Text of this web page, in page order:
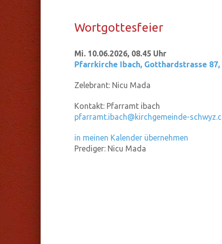
Wort­got­tes­fei­er
Mi. 10.06.2026, 08.45 Uhr
Pfarrkirche Ibach, Gotthardstrasse 87,
Zelebrant: Nicu Mada
Kontakt: Pfarramt ibach
pfarramt.ibach@kirchgemeinde-
in meinen Kalender übernehmen
Prediger: Nicu Mada